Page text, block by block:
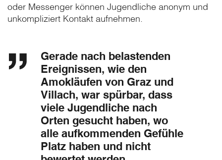
oder Messenger können Jugendliche anonym und
unkompliziert Kontakt aufnehmen.
Gerade nach belastenden
Ereignissen, wie den
Amokläufen von Graz und
Villach, war spürbar, dass
viele Jugendliche nach
Orten gesucht haben, wo
alle aufkommenden Gefühle
Platz haben und nicht